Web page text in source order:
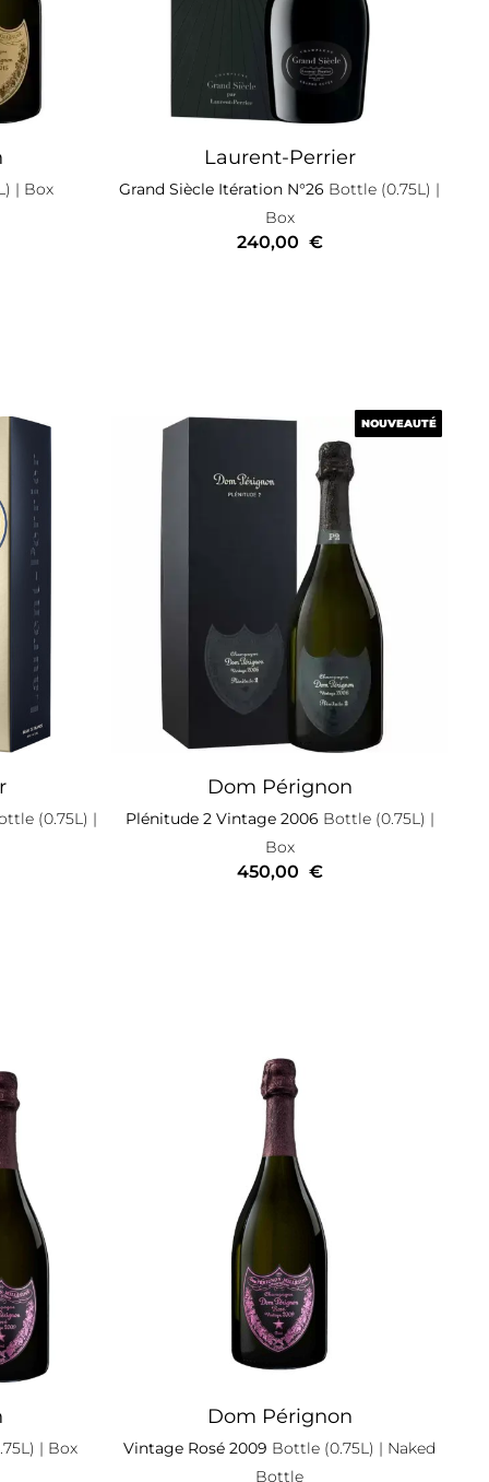
| Box
Laurent-Perrier
Grand Siècle Itération N°26 Bottle (0.75L) |
Box
240,00 €
(0.75L) |
NOUVEAUTÉ
Dom Pérignon
Plénitude 2 Vintage 2006 Bottle (0.75L) |
Box
NOUVEAUTÉ
450,00 €
| Box
Dom Pérignon
Vintage Rosé 2009 Bottle (0.75L) | Naked
Bottle